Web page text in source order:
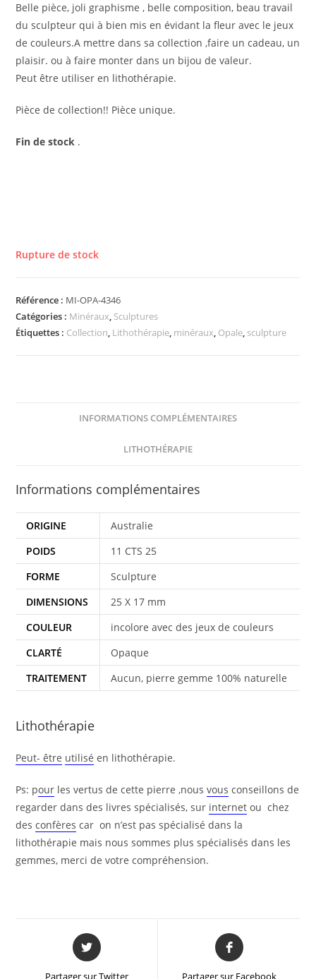
Belle pièce, joli graphisme , belle composition, beau travail
du sculpteur qui à bien mis en évidant la fleur avec le jeux
de couleurs.A mettre dans sa collection ,faire un cadeau, un
plaisir. ou à faire monter dans un bijou de valeur.
Peut être utiliser en lithothérapie.
Pièce de collection!! Pièce unique.
Fin de stock .
Rupture de stock
Référence : MI-OPA-4346
Catégories : Minéraux, Sculptures
Étiquettes : Collection, Lithothérapie, minéraux, Opale, sculpture
INFORMATIONS COMPLÉMENTAIRES
LITHOTHÉRAPIE
Informations complémentaires
ORIGINE
Australie
POIDS
11 CTS 25
FORME
Sculpture
DIMENSIONS
25 X 17 mm
COULEUR
incolore avec des jeux de couleurs
CLARTÉ
Opaque
TRAITEMENT
Aucun, pierre gemme 100% naturelle
Lithothérapie
Peut- être utilisé en lithothérapie.
Ps: pour les vertus de cette pierre ,nousvous conseillons de
regarder dans des livres spécialisés, sur internet ou chez
desconfères car on n’est pas spécialisé dans la
lithothérapie mais nous sommes plus spécialisés dans les
gemmes, merci de votre compréhension.
Partager sur Twitter Partager sur Facebook